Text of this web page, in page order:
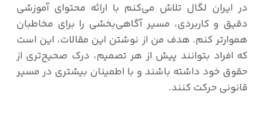
در ایران لگال تلاش می‌کنم با ارائه محتوای آموزشی
دقیق و کاربردی، مسیر آگاهی‌بخشی را برای مخاطبان
هموارتر کنم. هدف من از نوشتن این مقالات، این است
که افراد بتوانند پیش از هر تصمیم، درک صحیح‌تری از
حقوق خود داشته باشند و با اطمینان بیشتری در مسیر
قانونی حرکت کنند.